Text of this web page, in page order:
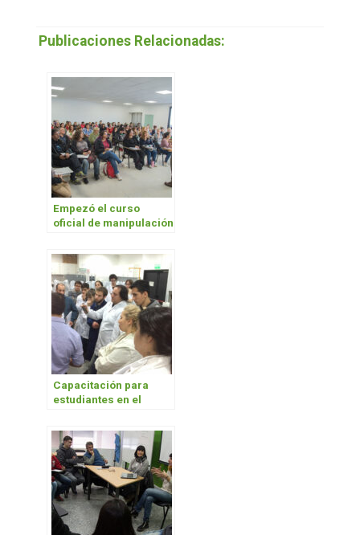
Publicaciones Relacionadas:
Empezó el curso
oficial de manipulación
Capacitación para
estudiantes en el